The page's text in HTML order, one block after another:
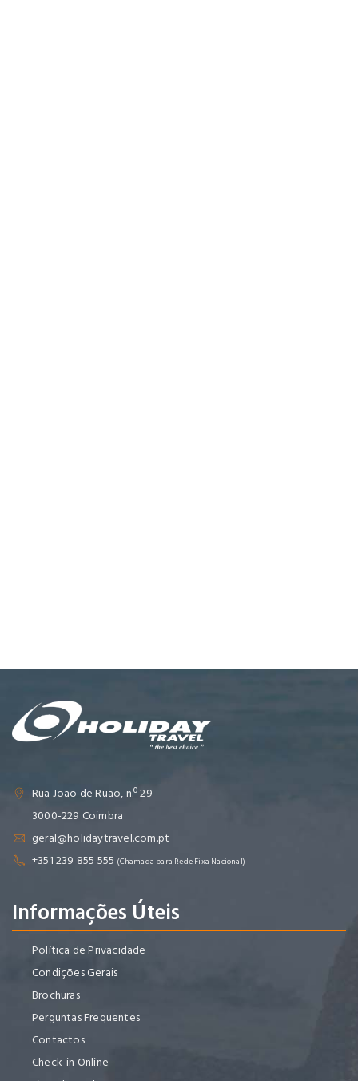
Rua João de Ruão, n.º 29
3000-229 Coimbra
geral@holidaytravel.com.pt
+351 239 855 555 (Chamada para Rede Fixa Nacional)
Informações Úteis
Política de Privacidade
Condições Gerais
Brochuras
Perguntas Frequentes
Contactos
Check-in Online